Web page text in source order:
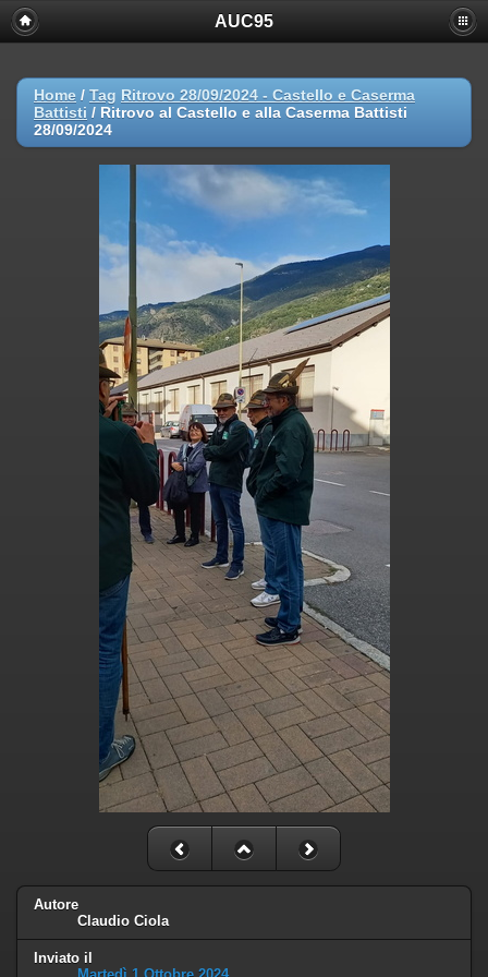
AUC95
Home / Tag Ritrovo 28/09/2024 - Castello e Caserma
Battisti / Ritrovo al Castello e alla Caserma Battisti
28/09/2024
Autore
Claudio Ciola
Inviato il